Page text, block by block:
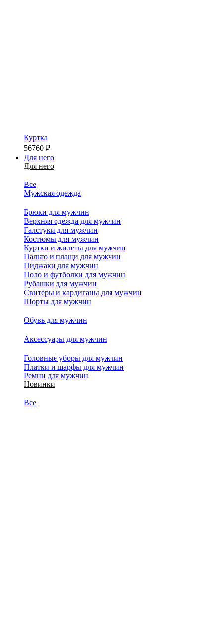
Куртка
56760 ₽
Для него
Для него
Все
Мужская одежда
Брюки для мужчин
Верхняя одежда для мужчин
Галстуки для мужчин
Костюмы для мужчин
Куртки и жилеты для мужчин
Пальто и плащи для мужчин
Пиджаки для мужчин
Поло и футболки для мужчин
Рубашки для мужчин
Свитеры и кардиганы для мужчин
Шорты для мужчин
Обувь для мужчин
Аксессуары для мужчин
Головные уборы для мужчин
Платки и шарфы для мужчин
Ремни для мужчин
Новинки
Все